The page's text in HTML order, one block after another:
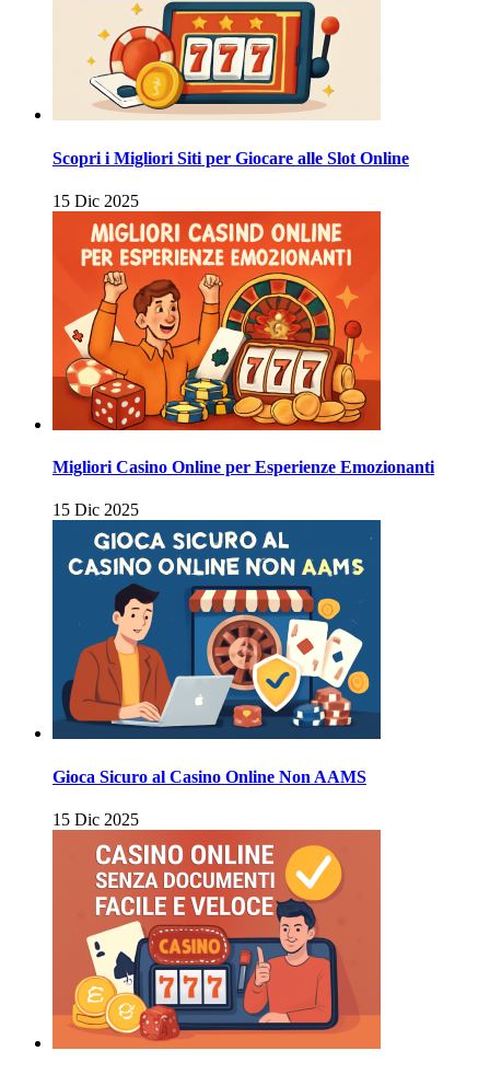
Scopri i Migliori Siti per Giocare alle Slot Online
15 Dic 2025
Migliori Casino Online per Esperienze Emozionanti
15 Dic 2025
Gioca Sicuro al Casino Online Non AAMS
15 Dic 2025